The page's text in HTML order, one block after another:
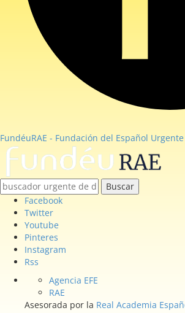
FundéuRAE - Fundación del Español Urgente
Buscar
Facebook
Twitter
Youtube
Pinteres
Instagram
Rss
Agencia EFE
RAE
Asesorada por la Real Academia